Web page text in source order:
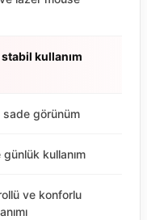
kullanım
sade görünüm
kullanım
ve konforlu